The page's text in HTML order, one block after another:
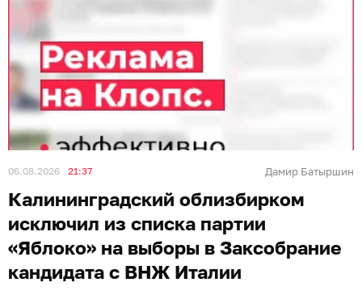
06.08.2026 21:37 Дамир Батыршин
Калининградский облизбирком
исключил из списка партии
«Яблоко» на выборы в Заксобрание
кандидата с ВНЖ Италии